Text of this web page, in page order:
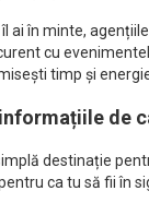
ai în minte,
cu
timp și
de
destinație
ca tu să fii în